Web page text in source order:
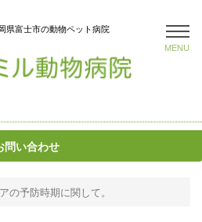
MENU
県富士市の動物ペット病院
問い合わせ
の予防時期に関して。